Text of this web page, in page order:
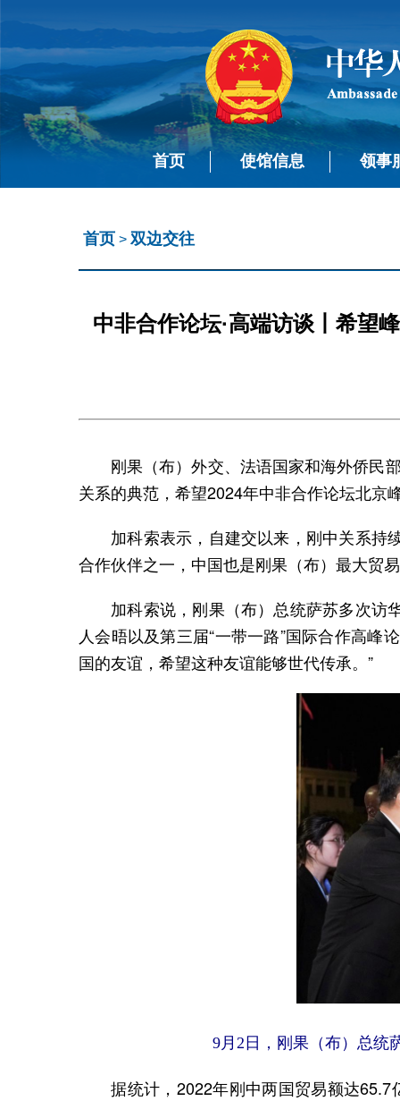
首页 使馆信息 领事
首页 > 双边交往
中非合作论坛·高端访谈丨希望
刚果（布）外交、法语国家和海外侨民
关系的典范，希望2024年中非合作论坛北京
加科索表示，自建交以来，刚中关系持
合作伙伴之一，中国也是刚果（布）最大贸
加科索说，刚果（布）总统萨苏多次访
人会晤以及第三届“一带一路”国际合作高
国的友谊，希望这种友谊能够世代传承。”
9月2日，刚果（布）总统
据统计，2022年刚中两国贸易额达65.7